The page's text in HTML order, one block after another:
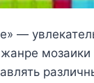
—
мозаики